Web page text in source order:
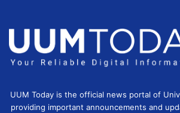
UUM Today is the official news portal of
providing important announcements and